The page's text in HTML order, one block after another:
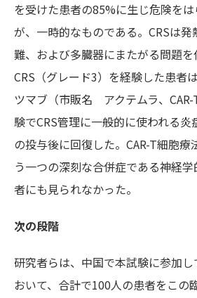
を受けた患者の85%に生じ危険を
が、一時的なものである。CRSは
難、および多臓器にまたがる問題を
CRS（グレード3）を経験した患者
ツマブ（市販名 アクテムラ、
験でCRS管理に一般的に使われる炎
の投与後に回復した。CAR-T細胞療
う一つの深刻な合併症である神経
者にも見られなかった。
次の段階
研究者らは、中国で本試験に参加
おいて、合計で100人の患者をこの